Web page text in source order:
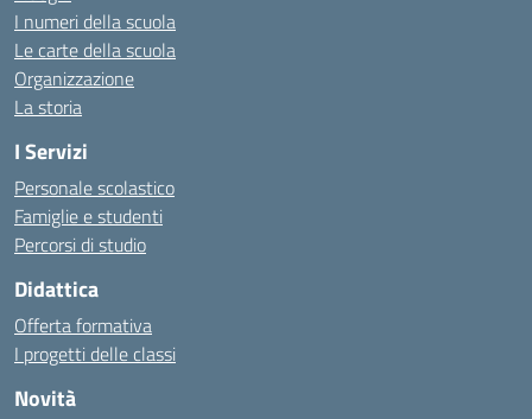
I numeri della scuola
Le carte della scuola
Organizzazione
La storia
I Servizi
Personale scolastico
Famiglie e studenti
Percorsi di studio
Didattica
Offerta formativa
I progetti delle classi
Novità